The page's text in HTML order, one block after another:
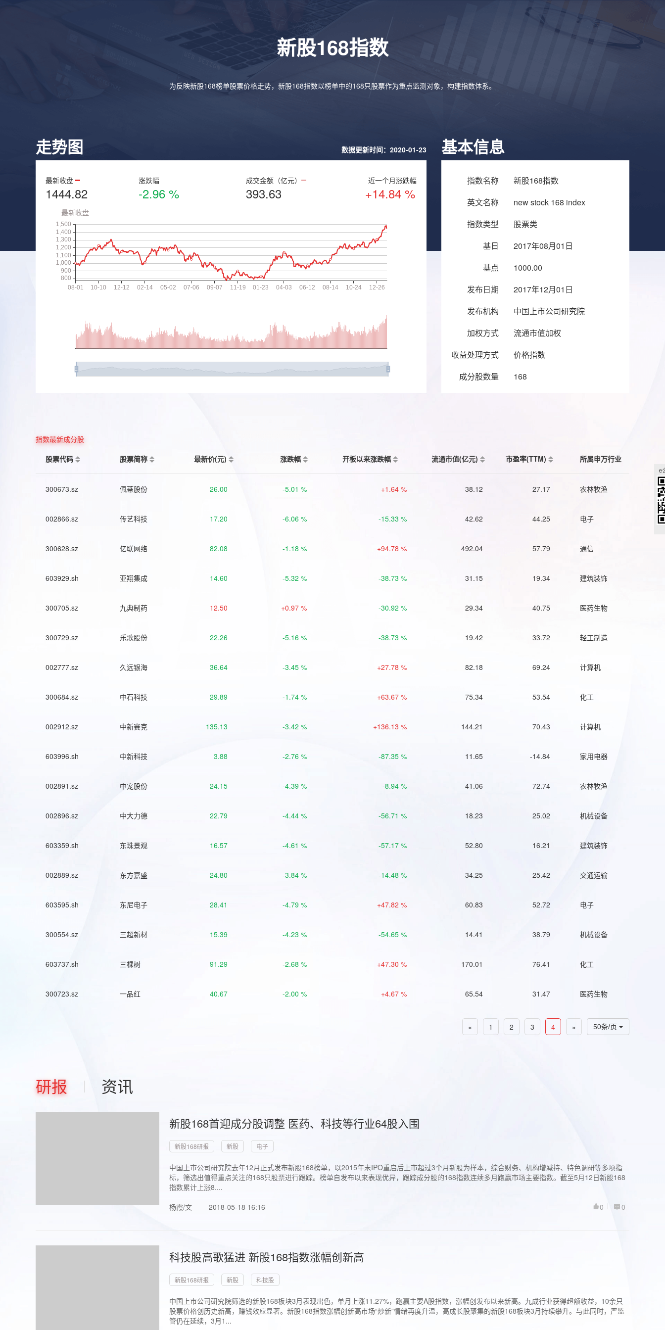
新股168指数
为反映新股168榜单股票价格走势，新股168指数以榜单中的168只股票作为重点监测对象，构建指数体系。
走势图 数据更新时间：2020-01-23
最新收盘
1444.82
涨跌幅
-2.96 %
成交金额（亿元）
393.63
近一个月涨跌幅
+14.84 %
基本信息
指数名称
新股168指数
英文名称
new stock 168 index
指数类型
股票类
基日
2017年08月01日
基点
1000.00
发布日期
2017年12月01日
发布机构
中国上市公司研究院
加权方式
流通市值加权
收益处理方式
价格指数
成分股数量
168
指数最新成分股
股票代码
股票简称 最新价(元) 涨跌幅 开板以来涨跌幅 流通市值(亿元) 市盈率(TTM) 所属申万行业
300673.sz 佩蒂股份 26.00 -5.01 % +1.64 % 38.12 27.17 农林牧渔
002866.sz 传艺科技 17.20 -6.06 % -15.33 % 42.62 44.25 电子
300628.sz 亿联网络 82.08 -1.18 % +94.78 % 492.04 57.79 通信
603929.sh 亚翔集成 14.60 -5.32 % -38.73 % 31.15 19.34 建筑装饰
300705.sz 九典制药 12.50 +0.97 % -30.92 % 29.34 40.75 医药生物
300729.sz 乐歌股份 22.26 -5.16 % -38.73 % 19.42 33.72 轻工制造
002777.sz 久远银海 36.64 -3.45 % +27.78 % 82.18 69.24 计算机
300684.sz 中石科技 29.89 -1.74 % +63.67 % 75.34 53.54 化工
002912.sz 中新赛克 135.13 -3.42 % +136.13 % 144.21 70.43 计算机
603996.sh 中新科技 3.88 -2.76 % -87.35 % 11.65 -14.84 家用电器
002891.sz 中宠股份 24.15 -4.39 % -8.94 % 41.06 72.74 农林牧渔
002896.sz 中大力德 22.79 -4.44 % -56.71 % 18.23 25.02 机械设备
603359.sh 东珠景观 16.57 -4.61 % -57.17 % 52.80 16.21 建筑装饰
002889.sz 东方嘉盛 24.80 -3.84 % -14.48 % 34.25 25.42 交通运输
603595.sh 东尼电子 28.41 -4.79 % +47.82 % 60.83 52.72 电子
300554.sz 三超新材 15.39 -4.23 % -54.65 % 14.41 38.79 机械设备
603737.sh 三棵树 91.29 -2.68 % +47.30 % 170.01 76.41 化工
300723.sz 一品红 40.67 -2.00 % +4.67 % 65.54 31.47 医药生物
50条/页
« 1 2 3 4 »
研报 资讯
新股168首迎成分股调整 医药、科技等行业64股入围
新股168研报 新股 电子
中国上市公司研究院去年12月正式发布新股168榜单，以2015年末IPO重启后上市超过3个月新股为样本，综合财务、机构增减持、特色调研等多项指
标，筛选出值得重点关注的168只股票进行跟踪。榜单自发布以来表现优异，跟踪成分股的168指数连续多月跑赢市场主要指数。截至5月12日新股168
指数累计上涨8....
杨霞/文
2018-05-18 16:16 0
0
科技股高歌猛进 新股168指数涨幅创新高
新股168研报 新股 科技股
中国上市公司研究院筛选的新股168板块3月表现出色，单月上涨11.27%，跑赢主要A股指数，涨幅创发布以来新高。九成行业获得超额收益，10余只
股票价格创历史新高，赚钱效应显著。新股168指数涨幅创新高市场“炒新”情绪再度升温，高成长股聚集的新股168板块3月持续攀升。与此同时，严监
管仍在延续，3月1...